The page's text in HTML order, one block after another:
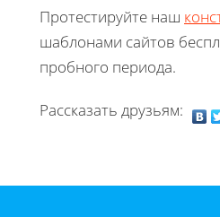
Протестируйте наш
шаблонами сайтов
пробного периода.
Рассказать друзьям: